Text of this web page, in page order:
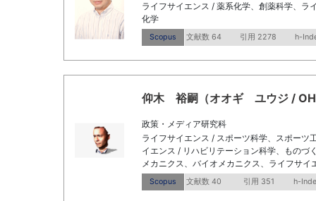
ライフサイエンス / 薬系化学、創薬科学、ラ
化学
Scopus 文献数 64 引用 2278 h-
仰木 裕嗣（オオギ ユウジ /
政策・メディア研究科
ライフサイエンス / スポーツ科学、スポーツ
イエンス / リハビリテーション科学、ものづ
メカニクス、バイオメカニクス、ライフサ
Scopus 文献数 40 引用 351 h-